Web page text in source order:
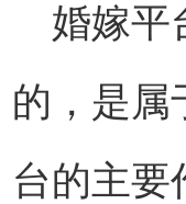
婚嫁平
的，是属
台的主要